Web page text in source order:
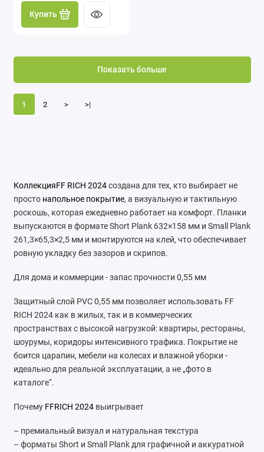
Купить
1 2 > >|
Показать больше
КоллекцияFF RICH 2024создана для тех, кто выбирает не
просто напольное покрытие, а визуальную и тактильную
роскошь, которая ежедневно работает на комфорт. Планки
выпускаются в формате Short Plank 632×158 мм и Small Plank
261,3×65,3×2,5 мм и монтируются на клей, что обеспечивает
ровную укладку без зазоров и скрипов.
Для дома и коммерции - запас прочности 0,55 мм
Защитный слой PVC 0,55 мм позволяет использовать FF
RICH 2024 как в жилых, так и в коммерческих
пространствах с высокой нагрузкой: квартиры, рестораны,
шоурумы, коридоры интенсивного трафика. Покрытие не
боится царапин, мебели на колесах и влажной уборки -
идеально для реальной эксплуатации, а не „фото в
каталоге“.
Почему FFRICH 2024 выигрывает
– премиальный визуал и натуральная текстура
– форматы Short и Small Plank для графичной и аккуратной